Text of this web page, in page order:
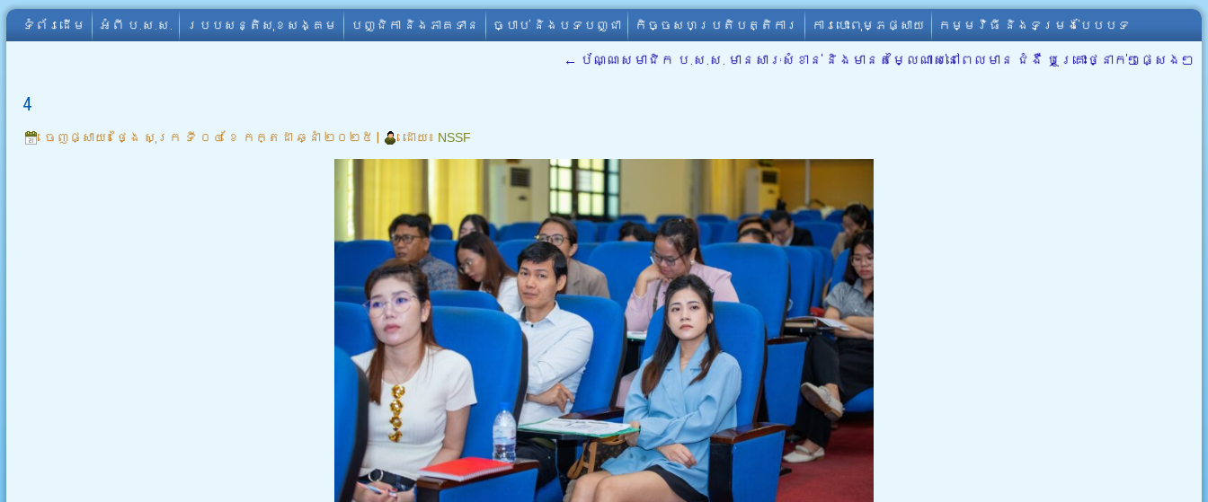
ទំព័រដើម អំពី​ ប.ស.ស. របបសន្តិសុខសង្គម បញ្ជិកា និងភាគទាន ច្បាប់ និងបទបញ្ជា កិច្ចសហប្រតិបត្តិការ ការបោះពុម្ភផ្សាយ កម្មវិធី និងទម្រង់បែបបទ
← ប័ណ្ណសមាជិក ប.ស.ស. មានសារៈសំខាន់ និងមានតម្លៃណាស់នៅពេលមាន ជំងឺ ឬគ្រោះថ្នាក់ៗផ្សេងៗ
4
ចេញផ្សាយ៖ ថ្ងៃ សុក្រ ទី ០៤ ខែ កក្តដា ឆ្នាំ ២០២៥ ដោយ៖ NSSF